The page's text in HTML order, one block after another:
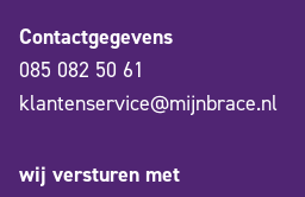
Contactgegevens
085 082 50 61
klantenservice@mijnbrace.nl
wij versturen met